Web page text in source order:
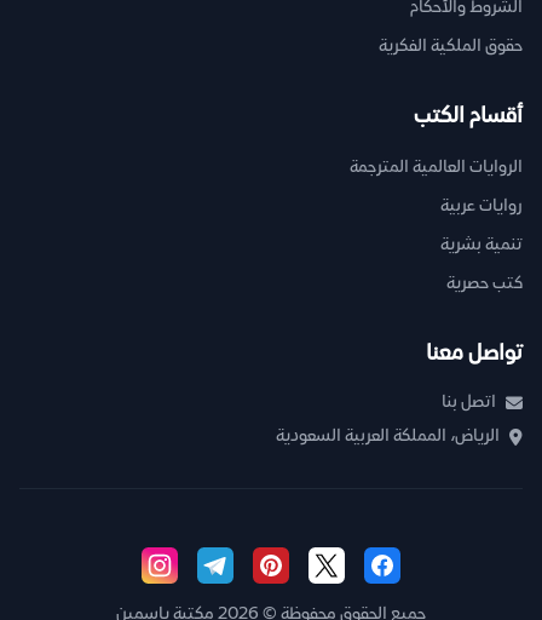
الشروط والأحكام
حقوق الملكية الفكرية
أقسام الكتب
الروايات العالمية المترجمة
روايات عربية
تنمية بشرية
كتب حصرية
تواصل معنا
اتصل بنا
الرياض، المملكة العربية السعودية
جميع الحقوق محفوظة © 2026 مكتبة ياسمين